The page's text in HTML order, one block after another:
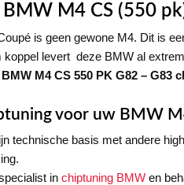
M4 CS (550
is geen gewone M4. Dit is
koppel levert deze BMW al
BMW M4 CS 550 PK G82 – G83
voor uw BMW
technische basis met andere
in chiptuning BMW en